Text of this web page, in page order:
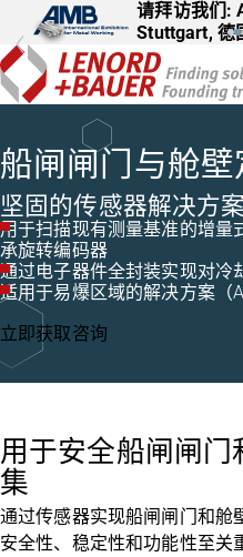
请拜访我们:
Stuttgart, 德
请拜访我们:
Berlin, 德国
船闸闸门与舱壁
坚固的传感器解决方案
用于扫描现有测量基准的增量
承旋转编码器
通过电子器件全封装实现对冷
适用于易爆区域的解决方案（
立即获取咨询
用于安全船闸闸
集
通过传感器实现船闸闸门和舱
安全性、稳定性和功能性至关